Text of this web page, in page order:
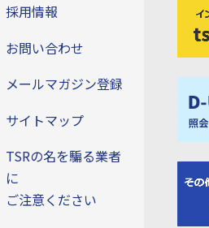
採用情報
お問い合わせ
メールマガジン登録
サイトマップ
TSRの名を騙る業者
に
ご注意ください